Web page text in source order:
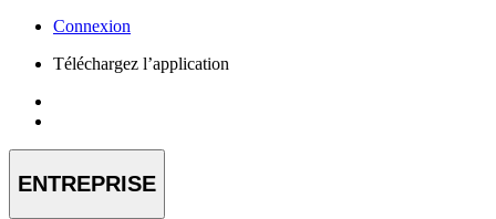
Connexion
Téléchargez l’application
ENTREPRISE